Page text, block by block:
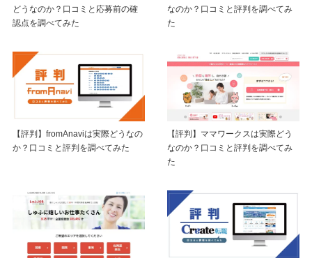
どうなのか？口コミと応募前の確
認点を調べてみた
なのか？口コミと評判を調べてみ
た
【評判】fromAnaviは実際どうなの
か？口コミと評判を調べてみた
【評判】ママワークスは実際どう
なのか？口コミと評判を調べてみ
た